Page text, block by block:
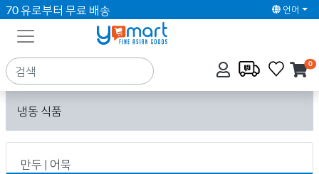
70 유로부터 무료 배송 언어
0
냉동 식품
만두 | 어묵